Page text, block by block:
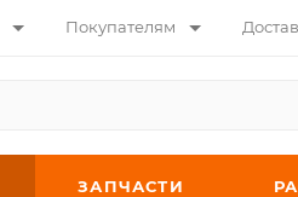
Покупателям
ЗАПЧАСТИ